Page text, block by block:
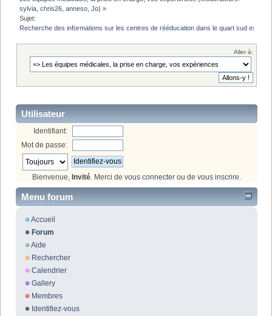
sylvia ,chris26 ,anneso ,Jo) »
Sujet:
Recherche des informations sur les centres de rééducation dans le quart sud est
Aller à:
Utilisateur
Identifiant:
Mot de passe:
Bienvenue, Invité. Merci de vous connecter ou de vous inscrire.
Menu forum
Accueil
Forum
Aide
Rechercher
Calendrier
Gallery
Membres
Identifiez-vous